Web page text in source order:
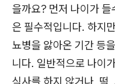
을까요? 먼저 나이가
은 필수적입니다. 하지
뇨병을 앓아온 기간 등
니다. 일반적으로 나이
식사를 하지 않거나, 떡